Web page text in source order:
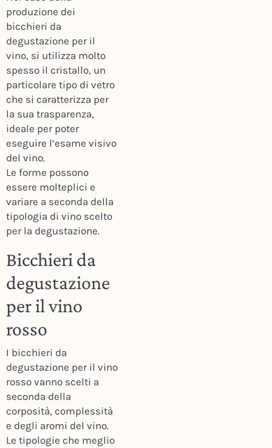
produzione dei
bicchieri da
degustazione per il
vino, si utilizza molto
spesso il cristallo, un
particolare tipo di vetro
che si caratterizza per
la sua trasparenza,
ideale per poter
eseguire l’esame visivo
del vino.
Le forme possono
essere molteplici e
variare a seconda della
tipologia di vino scelto
per la degustazione.
Bicchieri da
degustazione
per il vino
rosso
I bicchieri da
degustazione per il vino
rosso vanno scelti a
seconda della
corposità, complessità
e degli aromi del vino.
Le tipologie che meglio